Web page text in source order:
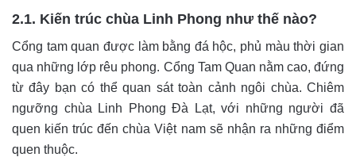
2.1. Kiến trúc chùa Linh Phong như thế nào?
Cổng tam quan được làm bằng đá hộc, phủ màu thời gian
qua những lớp rêu phong. Cổng Tam Quan nằm cao, đứng
từ đây bạn có thể quan sát toàn cảnh ngôi chùa. Chiêm
ngưỡng chùa Linh Phong Đà Lạt, với những người đã
quen kiến trúc đến chùa Việt nam sẽ nhận ra những điểm
quen thuộc.